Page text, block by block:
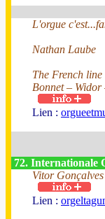
L'orgue
Nathan Laube
The French line
Bonnet –
Lien :
72. Internationale
Vitor
Lien :